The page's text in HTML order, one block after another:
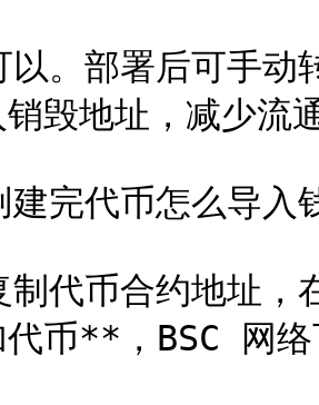
部署后可手动
毁地址，减少流
完代币怎么导入
代币合约地址
代币**，BSC 网